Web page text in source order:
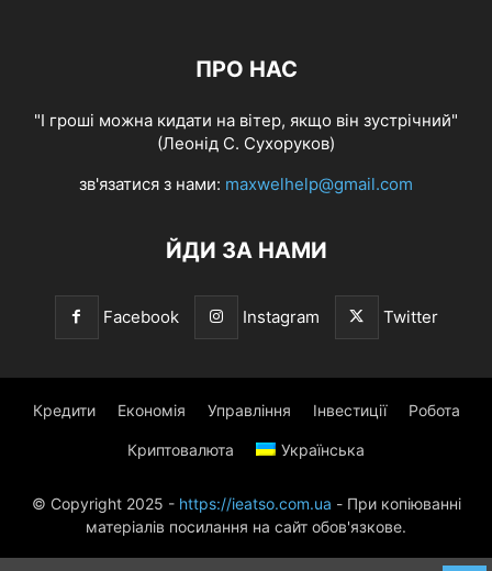
ПРО НАС
"І гроші можна кидати на вітер, якщо він зустрічний"
(Леонід С. Сухоруков)
зв'язатися з нами: maxwelhelp@gmail.com
ЙДИ ЗА НАМИ
Facebook Instagram Twitter
Кредити Економія Управління Інвестиції Робота
Криптовалюта Українська
© Copyright 2025 - https://ieatso.com.ua - При копіюванні
матеріалів посилання на сайт обов'язкове.